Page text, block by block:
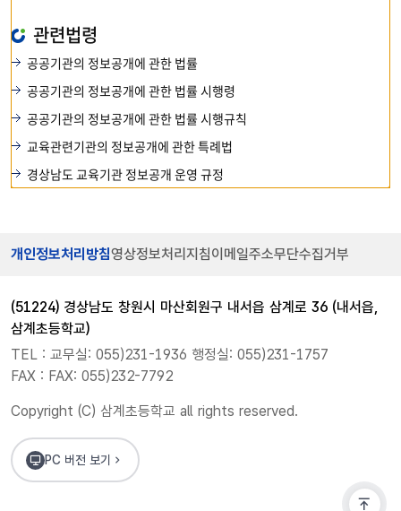
관련법령
공공기관의 정보공개에 관한 법률
공공기관의 정보공개에 관한 법률 시행령
공공기관의 정보공개에 관한 법률 시행규칙
교육관련기관의 정보공개에 관한 특례법
경상남도 교육기관 정보공개 운영 규정
개인정보처리방침영상정보처리지침이메일주소무단수집거부
(51224) 경상남도 창원시 마산회원구 내서읍 삼계로 36 (내서읍,
삼계초등학교)
TEL : 교무실: 055)231-1936 행정실: 055)231-1757
FAX : FAX: 055)232-7792
Copyright (C) 삼계초등학교 all rights reserved.
PC 버전 보기